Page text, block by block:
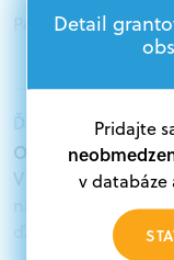
Podnikatelia,
Ďalšie informácie:
Oprávnení
V databáze
nájdete aktuálne
ďalších zdrojov.
Detail
Pridajte
v databáze